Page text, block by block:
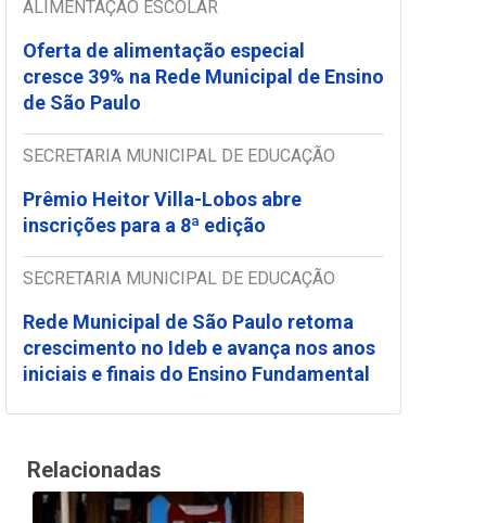
ALIMENTAÇÃO ESCOLAR
Oferta de alimentação especial
cresce 39% na Rede Municipal de Ensino
de São Paulo
SECRETARIA MUNICIPAL DE EDUCAÇÃO
Prêmio Heitor Villa-Lobos abre
inscrições para a 8ª edição
SECRETARIA MUNICIPAL DE EDUCAÇÃO
Rede Municipal de São Paulo retoma
crescimento no Ideb e avança nos anos
iniciais e finais do Ensino Fundamental
Relacionadas